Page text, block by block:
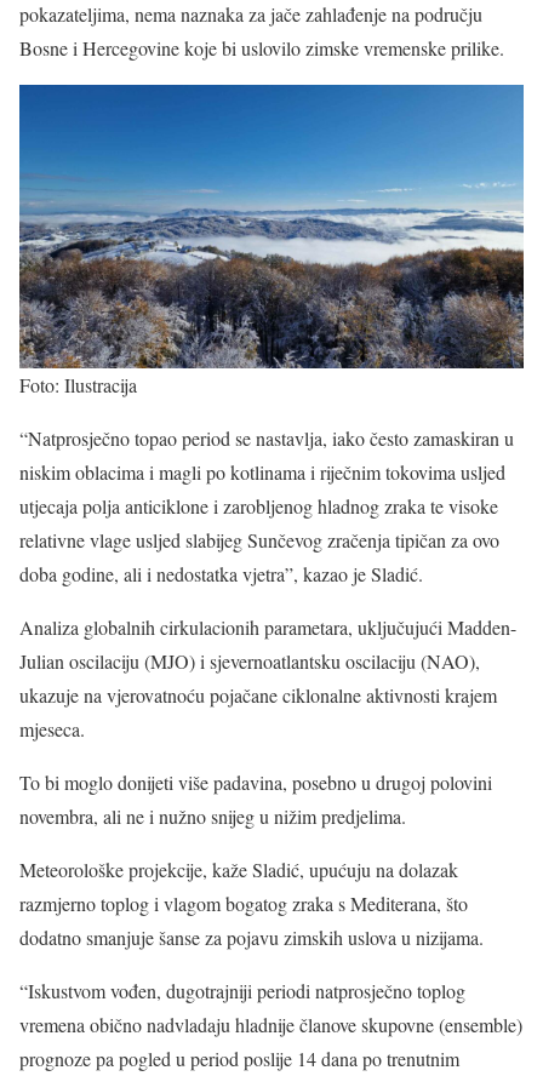
pokazateljima, nema naznaka za jače zahlađenje na području
Bosne i Hercegovine koje bi uslovilo zimske vremenske prilike.
Foto: Ilustracija
“Natprosječno topao period se nastavlja, iako često zamaskiran u
niskim oblacima i magli po kotlinama i riječnim tokovima usljed
utjecaja polja anticiklone i zarobljenog hladnog zraka te visoke
relativne vlage usljed slabijeg Sunčevog zračenja tipičan za ovo
doba godine, ali i nedostatka vjetra”, kazao je Sladić.
Analiza globalnih cirkulacionih parametara, uključujući Madden-
Julian oscilaciju (MJO) i sjevernoatlantsku oscilaciju (NAO),
ukazuje na vjerovatnoću pojačane ciklonalne aktivnosti krajem
mjeseca.
To bi moglo donijeti više padavina, posebno u drugoj polovini
novembra, ali ne i nužno snijeg u nižim predjelima.
Meteorološke projekcije, kaže Sladić, upućuju na dolazak
razmjerno toplog i vlagom bogatog zraka s Mediterana, što
dodatno smanjuje šanse za pojavu zimskih uslova u nizijama.
“Iskustvom vođen, dugotrajniji periodi natprosječno toplog
vremena obično nadvladaju hladnije članove skupovne (ensemble)
prognoze pa pogled u period poslije 14 dana po trenutnim